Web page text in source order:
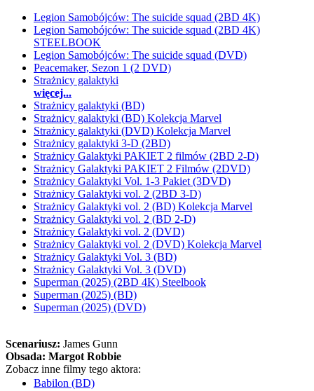
Legion Samobójców: The suicide squad (2BD 4K)
Legion Samobójców: The suicide squad (2BD 4K)
STEELBOOK
Legion Samobójców: The suicide squad (DVD)
Peacemaker, Sezon 1 (2 DVD)
Strażnicy galaktyki
więcej...
Strażnicy galaktyki (BD)
Strażnicy galaktyki (BD) Kolekcja Marvel
Strażnicy galaktyki (DVD) Kolekcja Marvel
Strażnicy galaktyki 3-D (2BD)
Strażnicy Galaktyki PAKIET 2 filmów (2BD 2-D)
Strażnicy Galaktyki PAKIET 2 Filmów (2DVD)
Strażnicy Galaktyki Vol. 1-3 Pakiet (3DVD)
Strażnicy Galaktyki vol. 2 (2BD 3-D)
Strażnicy Galaktyki vol. 2 (BD) Kolekcja Marvel
Strażnicy Galaktyki vol. 2 (BD 2-D)
Strażnicy Galaktyki vol. 2 (DVD)
Strażnicy Galaktyki vol. 2 (DVD) Kolekcja Marvel
Strażnicy Galaktyki Vol. 3 (BD)
Strażnicy Galaktyki Vol. 3 (DVD)
Superman (2025) (2BD 4K) Steelbook
Superman (2025) (BD)
Superman (2025) (DVD)
Scenariusz: James Gunn
Obsada: Margot Robbie
Zobacz inne filmy tego aktora:
Babilon (BD)